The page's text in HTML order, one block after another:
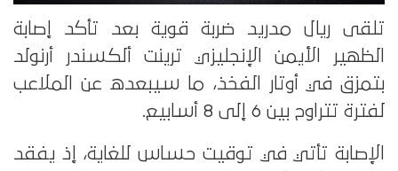
تلقى ريال مدريد ضربة قوية بعد تأكد إصابة
الظهير الأيمن الإنجليزي ترينت ألكسندر أرنولد
بتمزق في أوتار الفخذ، ما سيبعده عن الملاعب
لفترة تتراوح بين 6 إلى 8 أسابيع.
الإصابة تأتي في توقيت حساس للغاية، إذ يفقد